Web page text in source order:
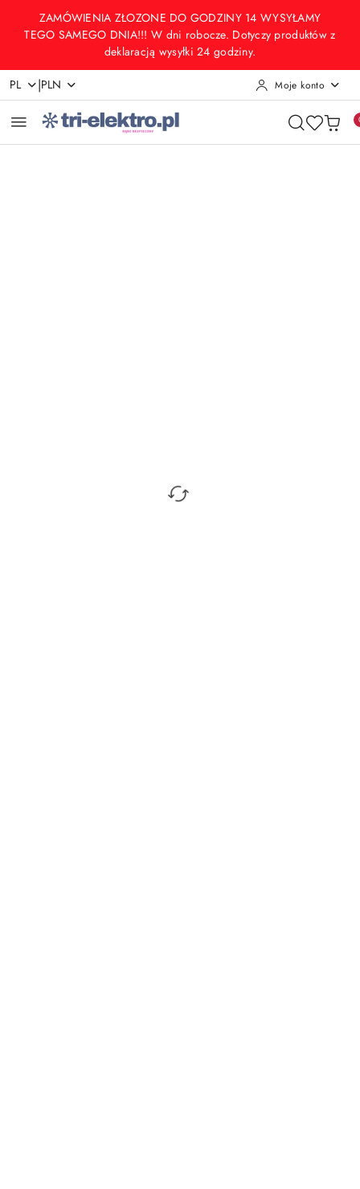
Przejdź do treści głównej
Przejdź do wyszukiwarki
Przejdź do moje konto
Przejdź do menu głównego
Przejdź do opisu produktu
Przejdź do stopki
ZAMÓWIENIA ZŁOZONE DO GODZINY 14 WYSYŁAMY
TEGO SAMEGO DNIA!!! W dni robocze. Dotyczy produktów z
deklaracją wysyłki 24 godziny.
PL |PLN Moje konto